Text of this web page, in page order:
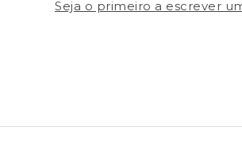
Seja o primeiro a escrever